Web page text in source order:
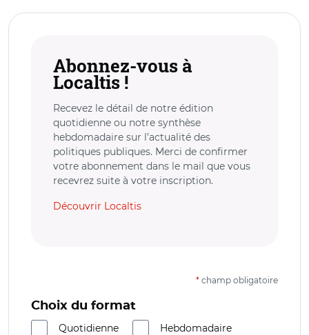
Abonnez-vous à
Localtis !
Recevez le détail de notre édition
quotidienne ou notre synthèse
hebdomadaire sur l’actualité des
politiques publiques. Merci de confirmer
votre abonnement dans le mail que vous
recevrez suite à votre inscription.
Découvrir Localtis
* champ obligatoire
Choix du format
Quotidienne
Hebdomadaire